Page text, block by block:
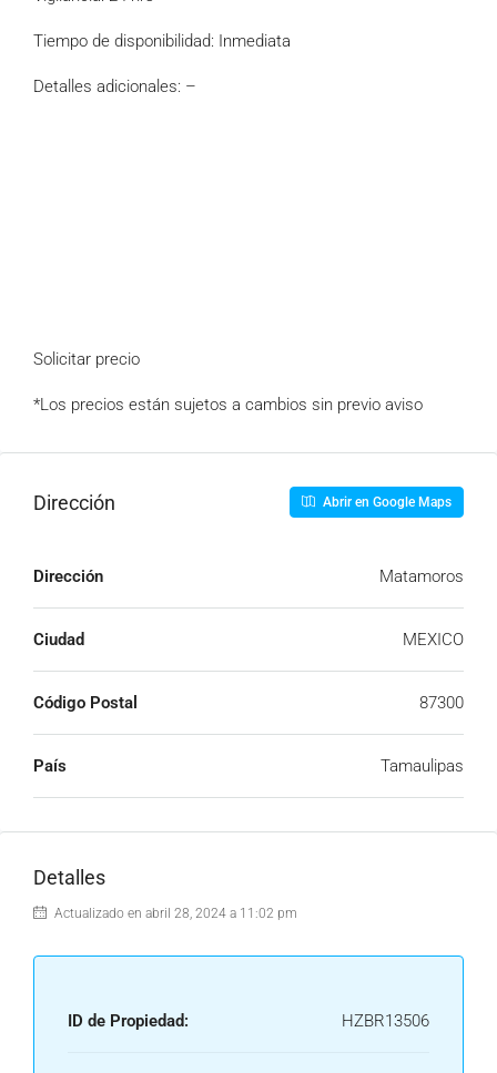
Tiempo de disponibilidad: Inmediata
Detalles adicionales: –
Solicitar precio
*Los precios están sujetos a cambios sin previo aviso
Dirección Abrir en Google Maps
Dirección Matamoros
Ciudad MEXICO
Código Postal 87300
País Tamaulipas
Detalles
Actualizado en abril 28, 2024 a 11:02 pm
ID de Propiedad: HZBR13506